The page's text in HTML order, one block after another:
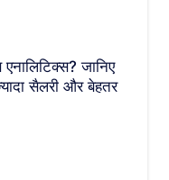
जानिए
सैलरी और बेहतर